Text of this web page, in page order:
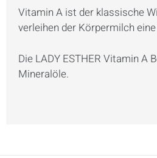
Vitamin A ist der klassische
verleihen der Körpermilch
Die LADY ESTHER Vitamin
Mineralöle.